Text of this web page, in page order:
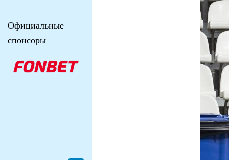
Официальные
спонсоры